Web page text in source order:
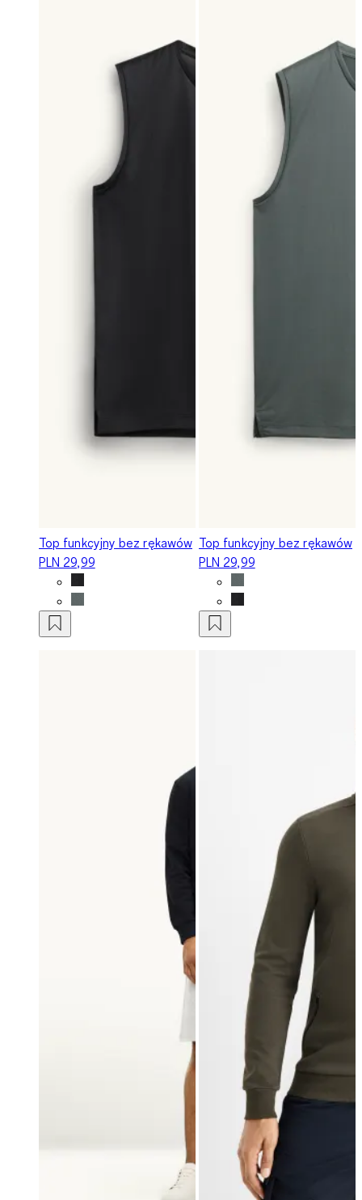
Top funkcyjny bez rękawów
PLN 29,99
Top funkcyjny bez rękawów
PLN 29,99